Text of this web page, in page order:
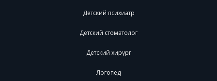
Детский психиатр
Детский стоматолог
Детский хирург
Логопед